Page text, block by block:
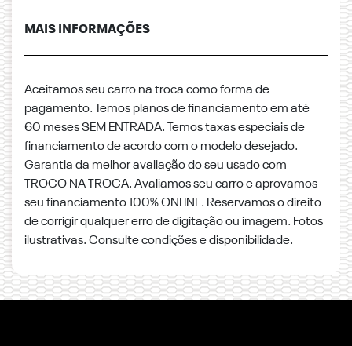
MAIS INFORMAÇÕES
Aceitamos seu carro na troca como forma de
pagamento. Temos planos de financiamento em até
60 meses SEM ENTRADA. Temos taxas especiais de
financiamento de acordo com o modelo desejado.
Garantia da melhor avaliação do seu usado com
TROCO NA TROCA. Avaliamos seu carro e aprovamos
seu financiamento 100% ONLINE. Reservamos o direito
de corrigir qualquer erro de digitação ou imagem. Fotos
ilustrativas. Consulte condições e disponibilidade.